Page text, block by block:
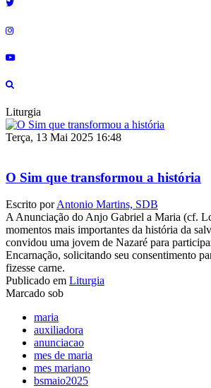
Liturgia
Terça, 13 Mai 2025 16:48
O Sim que transformou a história
Escrito porAntonio Martins, SDB
A Anunciação do Anjo Gabriel a Maria (cf.
momentos mais importantes da história da
convidou uma jovem de Nazaré para
Encarnação, solicitando seu consentimento
fizesse carne.
Publicado em Liturgia
Marcado sob
maria
auxiliadora
anunciacao
mes de maria
mes mariano
bsmaio2025